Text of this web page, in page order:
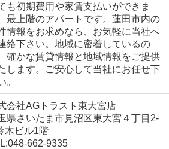
も初期費用や家賃支払いができま
最上階のアパートです。蓮田市内の
情報をお求めなら、お気軽に当社へ
絡下さい。地域に密着しているの
確かな賃貸情報と地域情報をご提供
します。ご安心して当社にお任せ下
。
会社AGトラスト東大宮店
県さいたま市見沼区東大宮４丁目2-
木ビル1階
662-9335